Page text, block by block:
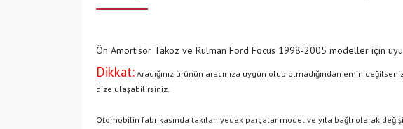
Ön Amortisör Takoz ve Rulman Ford Focus 1998-2005 modeller için
Dikkat: Aradığınız ürünün aracınıza uygun olup olmadığından emin
bize ulaşabilirsiniz.
Otomobilin fabrikasında takılan yedek parçalar model ve yıla bağlı olarak